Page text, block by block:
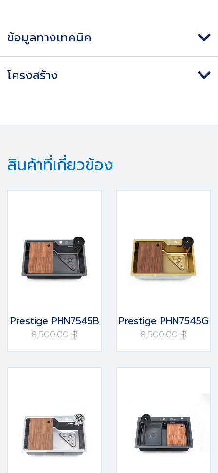
ข้อมูลทางเทคนิค
โครงสร้าง
สินค้าที่เกี่ยวข้อง
Prestige PHN7545B
8,500.00 ฿
Prestige PHN7545G
8,500.00 ฿